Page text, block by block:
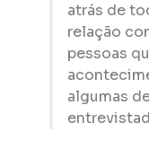
atrás de
relação
pessoas
algumas